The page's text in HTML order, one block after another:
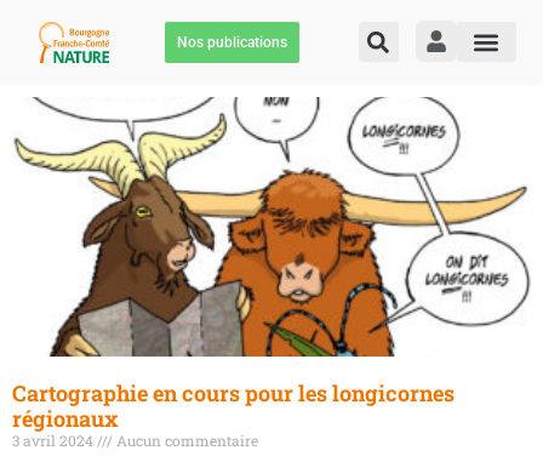
Nos publications
Cartographie en cours pour les longicornes
régionaux
3 avril 2024 Aucun commentaire